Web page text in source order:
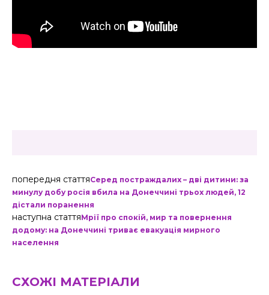
попередня статтяСеред постраждалих – дві дитини: за
минулу добу росія вбила на Донеччині трьох людей, 12
дістали поранення
наступна статтяМрії про спокій, мир та повернення
додому: на Донеччині триває евакуація мирного
населення
СХОЖІ МАТЕРІАЛИ